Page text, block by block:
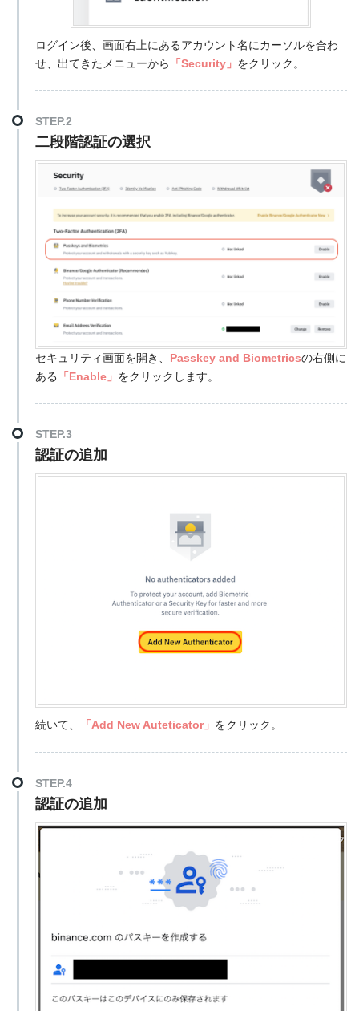
ログイン後、画面右上にあるアカウント名にカーソルを合わ
せ、出てきたメニューから
「Security」 をクリック。
STEP.2
二段階認証の選択
セキュリティ画面を開き、 Passkey and Biometricsの右側に
ある
「Enable」 をクリックします。
STEP.3
認証の追加
続いて、 「Add New Auteticator」 をクリック。
STEP.4
認証の追加